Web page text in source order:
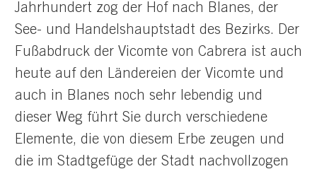
Jahrhundert zog der Hof nach Blanes, der
See- und Handelshauptstadt des Bezirks. Der
Fußabdruck der Vicomte von Cabrera ist auch
heute auf den Ländereien der Vicomte und
auch in Blanes noch sehr lebendig und
dieser Weg führt Sie durch verschiedene
Elemente, die von diesem Erbe zeugen und
die im Stadtgefüge der Stadt nachvollzogen